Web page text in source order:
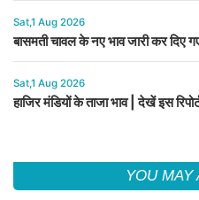
Sat,1 Aug 2026
बासमती चावल के नए भाव जारी कर दिए
Sat,1 Aug 2026
हाजिर मंडियों के ताजा भाव | देखें इस
YOU MAY